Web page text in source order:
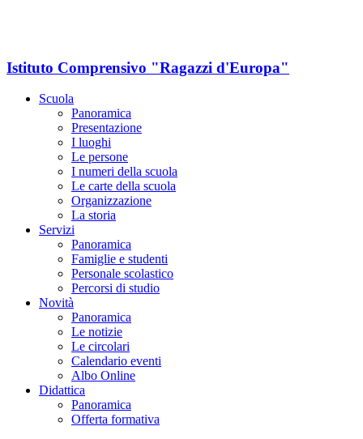
Istituto Comprensivo "Ragazzi d'Europa"
Scuola
Panoramica
Presentazione
I luoghi
Le persone
I numeri della scuola
Le carte della scuola
Organizzazione
La storia
Servizi
Panoramica
Famiglie e studenti
Personale scolastico
Percorsi di studio
Novità
Panoramica
Le notizie
Le circolari
Calendario eventi
Albo Online
Didattica
Panoramica
Offerta formativa